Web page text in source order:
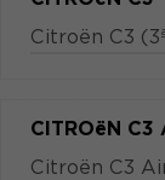
Citroën C3
CITROëN C3
Citroën C3